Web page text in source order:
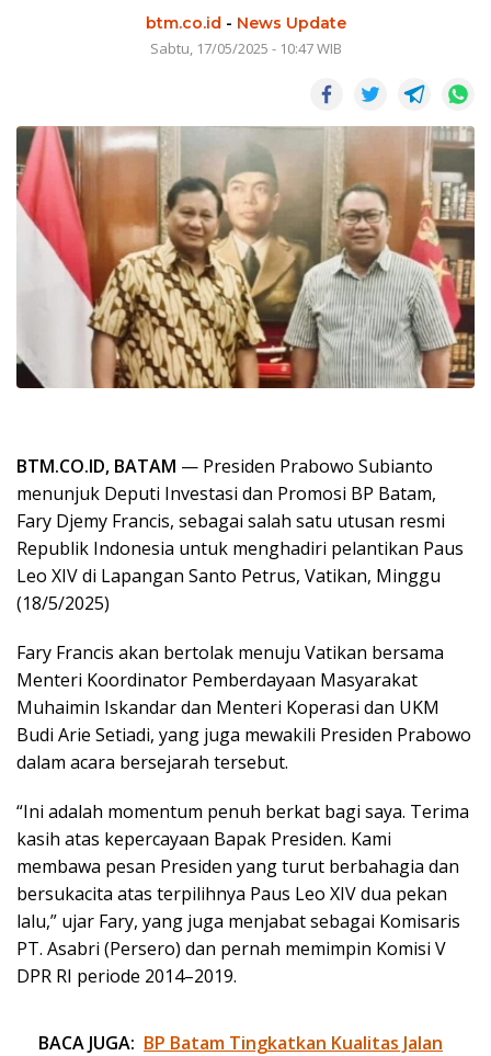
btm.co.id - News Update
Sabtu, 17/05/2025 - 10:47 WIB
BTM.CO.ID, BATAM — Presiden Prabowo Subianto
menunjuk Deputi Investasi dan Promosi BP Batam,
Fary Djemy Francis, sebagai salah satu utusan resmi
Republik Indonesia untuk menghadiri pelantikan Paus
Leo XIV di Lapangan Santo Petrus, Vatikan, Minggu
(18/5/2025)
Fary Francis akan bertolak menuju Vatikan bersama
Menteri Koordinator Pemberdayaan Masyarakat
Muhaimin Iskandar dan Menteri Koperasi dan UKM
Budi Arie Setiadi, yang juga mewakili Presiden Prabowo
dalam acara bersejarah tersebut.
“Ini adalah momentum penuh berkat bagi saya. Terima
kasih atas kepercayaan Bapak Presiden. Kami
membawa pesan Presiden yang turut berbahagia dan
bersukacita atas terpilihnya Paus Leo XIV dua pekan
lalu,” ujar Fary, yang juga menjabat sebagai Komisaris
PT. Asabri (Persero) dan pernah memimpin Komisi V
DPR RI periode 2014–2019.
BACA JUGA: BP Batam Tingkatkan Kualitas Jalan